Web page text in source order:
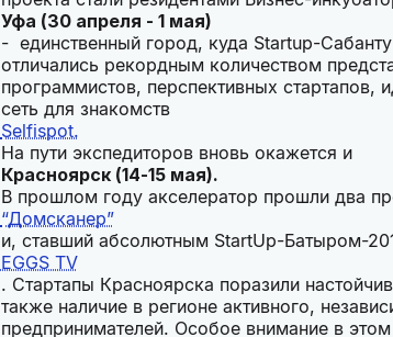
Уфа (30 апреля - 1 мая)
- единственный город, куда Startup-
отличались рекордным количеством
программистов, перспективных
сеть для знакомств
Selfispot.
На пути экспедиторов вновь окажется и
Красноярск (14-15 мая).
В прошлом году акселератор прошли два
“Домсканер”
и, ставший абсолютным StartUp-Батыром-
EGGS TV
. Стартапы Красноярска поразили
также наличие в регионе активного,
предпринимателей. Особое внимание в